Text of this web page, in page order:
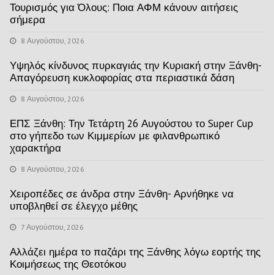
Τουρισμός για Όλους: Ποια ΑΦΜ κάνουν αιτήσεις
σήμερα
8 Αυγούστου, 2026
Υψηλός κίνδυνος πυρκαγιάς την Κυριακή στην Ξάνθη-
Απαγόρευση κυκλοφορίας στα περιαστικά δάση
8 Αυγούστου, 2026
ΕΠΣ Ξάνθη: Την Τετάρτη 26 Αυγούστου το Super Cup
στο γήπεδο των Κιμμερίων με φιλανθρωπικό
χαρακτήρα
8 Αυγούστου, 2026
Χειροπέδες σε άνδρα στην Ξάνθη- Αρνήθηκε να
υποβληθεί σε έλεγχο μέθης
7 Αυγούστου, 2026
Αλλάζει ημέρα το παζάρι της Ξάνθης λόγω εορτής της
Κοιμήσεως της Θεοτόκου